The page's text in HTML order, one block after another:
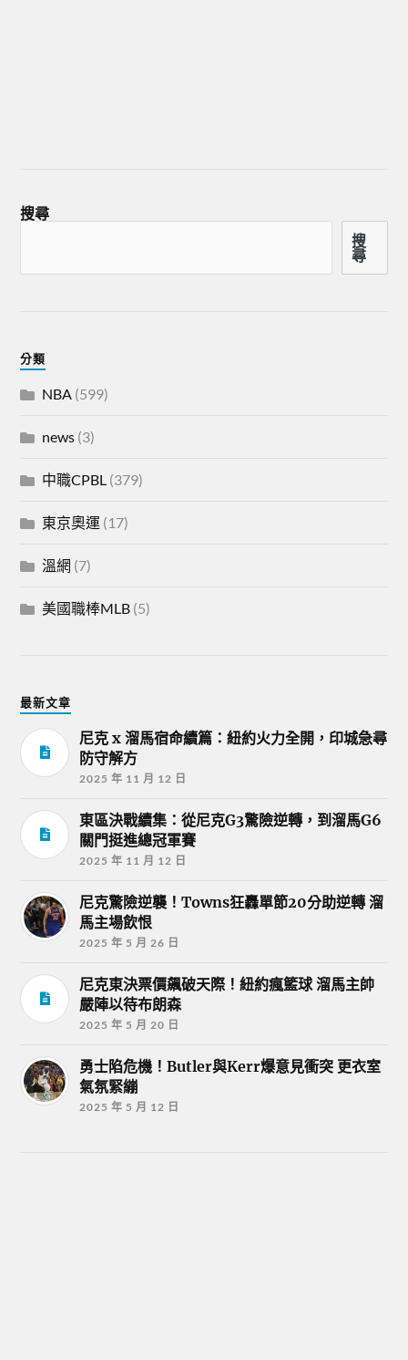
搜尋
搜
尋
分類
NBA (599)
news (3)
中職CPBL (379)
東京奧運 (17)
溫網 (7)
美國職棒MLB (5)
最新文章
尼克 x 溜馬宿命續篇：紐約火力全開，印城急尋
防守解方
2025 年 11 月 12 日
東區決戰續集：從尼克G3驚險逆轉，到溜馬G6
關門挺進總冠軍賽
2025 年 11 月 12 日
尼克驚險逆襲！Towns狂轟單節20分助逆轉 溜
馬主場飲恨
2025 年 5 月 26 日
尼克東決票價飆破天際！紐約瘋籃球 溜馬主帥
嚴陣以待布朗森
2025 年 5 月 20 日
勇士陷危機！Butler與Kerr爆意見衝突 更衣室
氣氛緊繃
2025 年 5 月 12 日